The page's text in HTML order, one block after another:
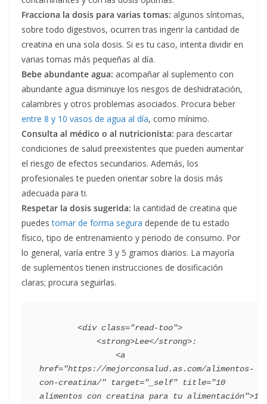
Fracciona la dosis para varias tomas: algunos síntomas,
sobre todo digestivos, ocurren tras ingerir la cantidad de
creatina en una sola dosis. Si es tu caso, intenta dividir en
varias tomas más pequeñas al día.
Bebe abundante agua: acompañar al suplemento con
abundante agua disminuye los riesgos de deshidratación,
calambres y otros problemas asociados. Procura beber
entre 8 y 10 vasos de agua al día, como mínimo.
Consulta al médico o al nutricionista: para descartar
condiciones de salud preexistentes que pueden aumentar
el riesgo de efectos secundarios. Además, los
profesionales te pueden orientar sobre la dosis más
adecuada para ti.
Respetar la dosis sugerida: la cantidad de creatina que
puedestomar de forma segura depende de tu estado
físico, tipo de entrenamiento y periodo de consumo. Por
lo general, varía entre 3 y 5 gramos diarios. La mayoría
de suplementos tienen instrucciones de dosificación
claras; procura seguirlas.
href="https://mejorconsalud.as.com/alimentos-
con-creatina/" target="_self" title="10
alimentos con creatina para tu alimentación">10